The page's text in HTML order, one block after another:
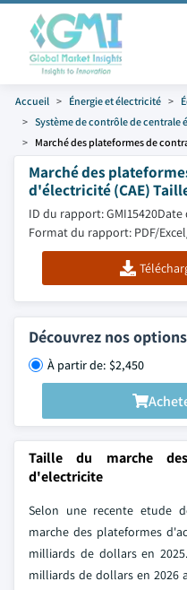
Accueil Énergie et électricité
Système de contrôle de centrale
Marché des plateformes de
Marché des
d'électricité (CAE)
ID du rapport: GMI15420Date
Format du rapport: PDF/
Découvrez nos
À partir de: $2,450
Taille du marche
d'electricite
Selon une recente etude
marche des plateformes
milliards de dollars en
milliards de dollars en 2026